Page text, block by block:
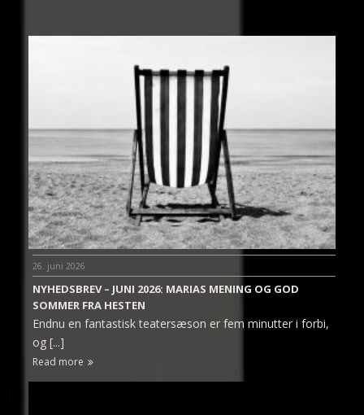
26. juni 2026
NYHEDSBREV – JUNI 2026: MARIAS MENING OG GOD
SOMMER FRA HESTEN
Endnu en fantastisk teatersæson er fem minutter i forbi,
og [...]
Read more